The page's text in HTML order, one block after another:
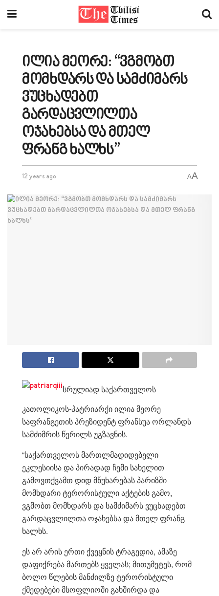
ილია მეორე: “ვგმობთ
მომხდარს და სამძიმარს
ვუცხადებთ
გარდაცვლილთა
ოჯახებსა და მთელ
ფრანგ ხალხს”
12 years ago AA
სრულიად საქართველოს
კათოლიკოს-პატრიარქი ილია მეორე
საფრანგეთის პრეზიდენტ ფრანსუა ორლანდს
სამძიმრის წერილს უგზავნის.
“საქართველოს მართლმადიდებელი
ეკლესიისა და პირადად ჩემი სახელით
გამოვთქვამთ დიდ მწუხარებას პარიზში
მომხდარი ტერორისტული აქტების გამო,
ვგმობთ მომხდარს და სამძიმარს ვუცხადებთ
გარდაცვლილთა ოჯახებსა და მთელ ფრანგ
ხალხს.
ეს არ არის ერთი ქვეყნის ტრაგედია, ამაზე
დაფიქრება მართებს ყველას; მითუმეტეს, რომ
ბოლო წლების მანძილზე ტერორისტული
ქმედებები მსოფლიოში გახშირდა და